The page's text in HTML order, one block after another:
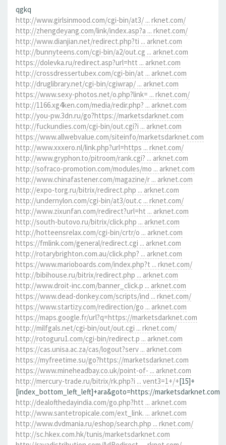
qgkq
http://www.girlsinmood.com/cgi-bin/at3/ ... rknet.com/
http://zhengdeyang.com/link/index.asp?a ... rknet.com/
http://www.dianjian.net/redirect.php?ti ... arknet.com
http://bunnyteens.com/cgi-bin/a2/out.cg ... arknet.com
https://dolevka.ru/redirect.asp?url=htt ... arknet.com
http://crossdressertubex.com/cgi-bin/at ... arknet.com
http://druglibrary.net/cgi-bin/cgiwrap/ ... arknet.com
https://www.sexy-photos.net/o.php?link= ... rknet.com/
http://1166.xg4ken.com/media/redir.php? ... arknet.com
http://you-pw.3dn.ru/go?https://marketsdarknet.com
http://fuckundies.com/cgi-bin/out.cgi?i ... arknet.com
https://www.allwebvalue.com/siteinfo/marketsdarknet.com
http://www.xxxero.nl/link.php?url=https ... rknet.com/
http://www.gryphon.to/pitroom/rank.cgi? ... arknet.com
http://sofraco-promotion.com/modules/mo ... arknet.com
http://www.chinafastener.com/magazine/r ... arknet.com
http://expo-torg.ru/bitrix/redirect.php ... arknet.com
http://undernylon.com/cgi-bin/at3/out.c ... rknet.com/
http://www.zixunfan.com/redirect?url=ht ... arknet.com
http://south-butovo.ru/bitrix/click.php ... arknet.com
http://hotteensrelax.com/cgi-bin/crtr/o ... arknet.com
https://fmlink.com/general/redirect.cgi ... arknet.com
http://rotarybrighton.com.au/click.php? ... arknet.com
https://www.marioboards.com/index.php?t ... rknet.com/
http://bibihouse.ru/bitrix/redirect.php ... arknet.com
http://www.droit-inc.com/banner_click.p ... arknet.com
https://www.dead-donkey.com/scripts/ind ... rknet.com/
https://www.startizy.com/redirection/go ... arknet.com
https://maps.google.fr/url?q=https://marketsdarknet.com
http://milfgals.net/cgi-bin/out/out.cgi ... rknet.com/
http://rotoguru1.com/cgi-bin/redirect.p ... arknet.com
https://cas.unisa.ac.za/cas/logout?serv ... arknet.com
https://myfreetime.su/go?https://marketsdarknet.com
https://www.mineheadbay.co.uk/point-of- ... arknet.com
http://mercury-trade.ru/bitrix/rk.php?i ... vent3=1+/+[15]+
[index_bottom_left_left]+ara&goto=https://marketsdarknet.com
http://dealofthedayindia.com/go.php?htt ... arknet.com
http://www.santetropicale.com/ext_link. ... arknet.com
http://www.dvdmania.ru/eshop/search.php ... rknet.com/
http://sc.hkex.com.hk/tunis/marketsdarknet.com